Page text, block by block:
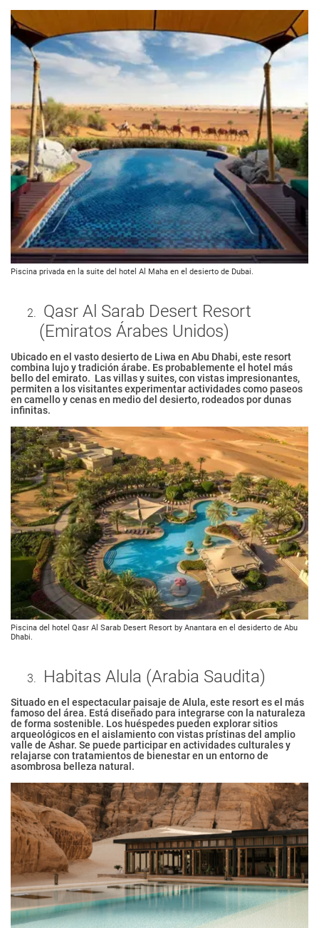
Piscina privada en la suite del hotel Al Maha en el desierto de Dubai.
Qasr Al Sarab Desert Resort
(Emiratos Árabes Unidos)
Ubicado en el vasto desierto de Liwa en Abu Dhabi, este resort
combina lujo y tradición árabe. Es probablemente el hotel más
bello del emirato. Las villas y suites, con vistas impresionantes,
permiten a los visitantes experimentar actividades como paseos
en camello y cenas en medio del desierto, rodeados por dunas
infinitas.
Piscina del hotel Qasr Al Sarab Desert Resort by Anantara en el desiderto de Abu
Dhabi.
Habitas Alula (Arabia Saudita)
Situado en el espectacular paisaje de Alula, este resort es el más
famoso del área. Está diseñado para integrarse con la naturaleza
de forma sostenible. Los huéspedes pueden explorar sitios
arqueológicos en el aislamiento con vistas prístinas del amplio
valle de Ashar. Se puede participar en actividades culturales y
relajarse con tratamientos de bienestar en un entorno de
asombrosa belleza natural.